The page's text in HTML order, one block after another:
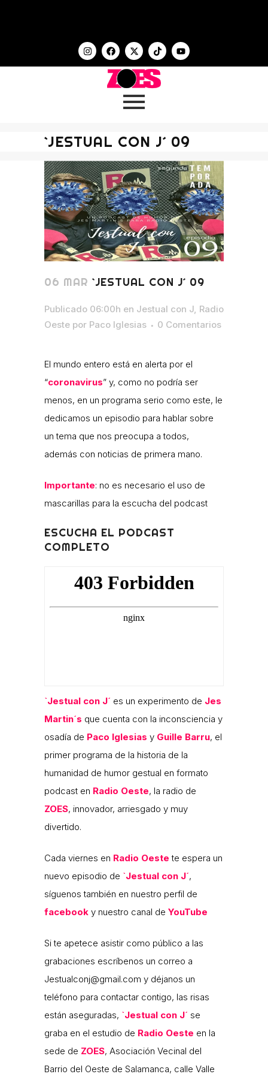
`JESTUAL CON J´ 09
06 MAR `JESTUAL CON J´ 09
Publicado 06:00h en Jestual con J, Radio
Oeste por Paco Iglesias 0 Comentarios
El mundo entero está en alerta por el
“coronavirus” y, como no podría ser
menos, en un programa serio como este, le
dedicamos un episodio para hablar sobre
un tema que nos preocupa a todos,
además con noticias de primera mano.
Importante: no es necesario el uso de
mascarillas para la escucha del podcast
ESCUCHA EL PODCAST
COMPLETO
`Jestual con J´ es un experimento de Jes
Martin´s que cuenta con la inconsciencia y
osadía de Paco Iglesias y Guille Barru, el
primer programa de la historia de la
humanidad de humor gestual en formato
podcast en Radio Oeste, la radio de
ZOES, innovador, arriesgado y muy
divertido.
Cada viernes en Radio Oeste te espera un
nuevo episodio de `Jestual con J´,
síguenos también en nuestro perfil de
facebook y nuestro canal de YouTube
Si te apetece asistir como público a las
grabaciones escríbenos un correo a
Jestualconj@gmail.com y déjanos un
teléfono para contactar contigo, las risas
están aseguradas, `Jestual con J´ se
graba en el estudio de Radio Oeste en la
sede de ZOES, Asociación Vecinal del
Barrio del Oeste de Salamanca, calle Valle